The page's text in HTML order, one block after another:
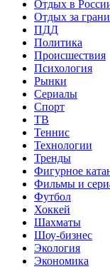
Отдых в
Отдых за
ПДД
Политика
Происшествия
Психология
Рынки
Сериалы
Спорт
ТВ
Теннис
Технологии
Тренды
Фигурное
Фильмы и
Футбол
Хоккей
Шахматы
Шоу-бизнес
Экология
Экономика